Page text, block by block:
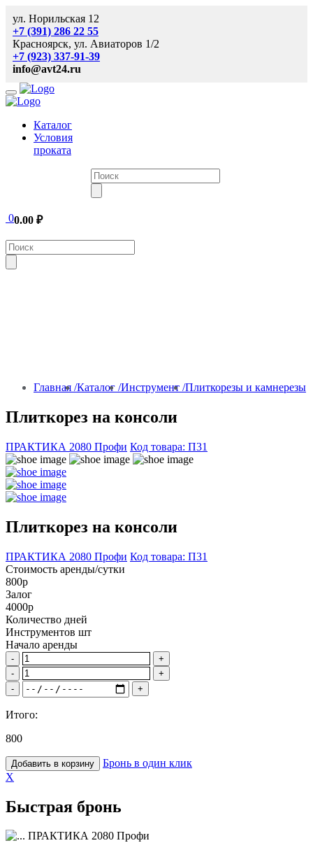
ул. Норильская 12
+7 (391) 286 22 55
Красноярск, ул. Авиаторов 1/2
+7 (923) 337-91-39
info@avt24.ru
Каталог
Условия
проката
00.00 ₽
Главная /Каталог /Инструмент /Плиткорезы и камнерезы
Плиткорез на консоли
ПРАКТИКА 2080 Профи Код товара: П31
Плиткорез на консоли
ПРАКТИКА 2080 Профи Код товара: П31
Стоимость аренды/сутки
800р
Залог
4000р
Количество дней
Инструментов шт
Начало аренды
-
+
-
+
-
+
Итого:
800
Добавить в корзину
Бронь в один клик
X
Быстрая бронь
ПРАКТИКА 2080 Профи